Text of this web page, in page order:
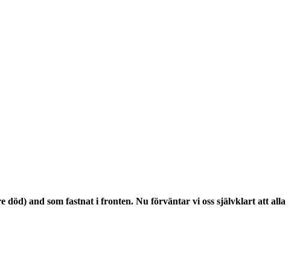
död) and som fastnat i fronten. Nu förväntar vi oss självklart att alla